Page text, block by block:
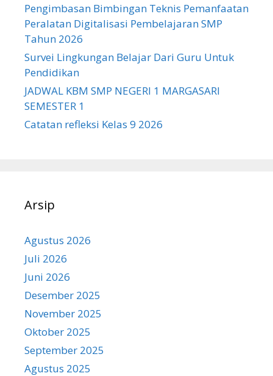
Pengimbasan Bimbingan Teknis Pemanfaatan
Peralatan Digitalisasi Pembelajaran SMP
Tahun 2026
Survei Lingkungan Belajar Dari Guru Untuk
Pendidikan
JADWAL KBM SMP NEGERI 1 MARGASARI
SEMESTER 1
Catatan refleksi Kelas 9 2026
Arsip
Agustus 2026
Juli 2026
Juni 2026
Desember 2025
November 2025
Oktober 2025
September 2025
Agustus 2025